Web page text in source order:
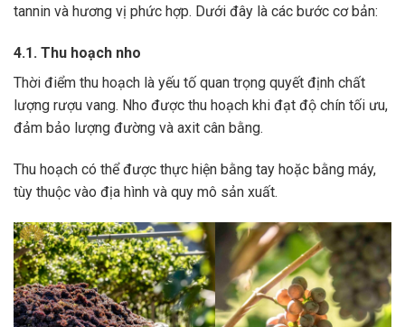
tannin và hương vị phức hợp. Dưới đây là các bước cơ bản:
4.1. Thu hoạch nho
Thời điểm thu hoạch là yếu tố quan trọng quyết định chất
lượng rượu vang. Nho được thu hoạch khi đạt độ chín tối ưu,
đảm bảo lượng đường và axit cân bằng.
Thu hoạch có thể được thực hiện bằng tay hoặc bằng máy,
tùy thuộc vào địa hình và quy mô sản xuất.